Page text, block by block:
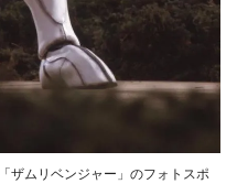
ザムリベンジャー」のフォトスポ